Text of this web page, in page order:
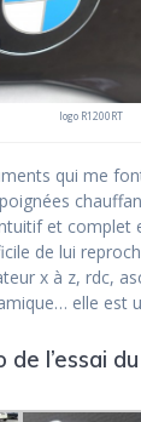
logo R1200RT
qui me
et complet
de lui
x à z, rdc,
elle est
de l’essai